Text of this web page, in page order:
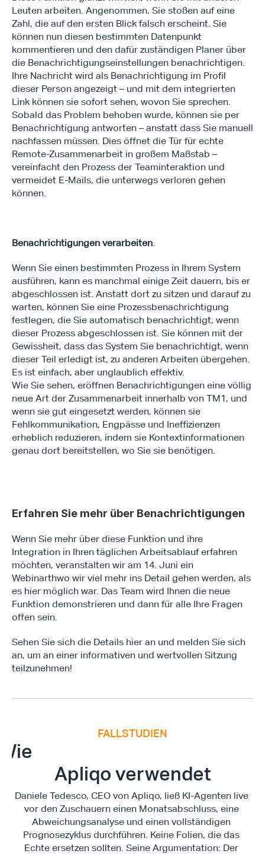
Leuten arbeiten. Angenommen, Sie stoßen auf eine
Zahl, die auf den ersten Blick falsch erscheint. Sie
können nun diesen bestimmten Datenpunkt
kommentieren und den dafür zuständigen Planer über
die Benachrichtigungseinstellungen benachrichtigen.
Ihre Nachricht wird als Benachrichtigung im Profil
dieser Person angezeigt – und mit dem integrierten
Link können sie sofort sehen, wovon Sie sprechen.
Sobald das Problem behoben wurde, können sie per
Benachrichtigung antworten – anstatt dass Sie manuell
nachfassen müssen. Dies öffnet die Tür für echte
Remote-Zusammenarbeit in großem Maßstab –
vereinfacht den Prozess der Teaminteraktion und
vermeidet E-Mails, die unterwegs verloren gehen
können.
Benachrichtigungen verarbeiten.
Wenn Sie einen bestimmten Prozess in Ihrem System
ausführen, kann es manchmal einige Zeit dauern, bis er
abgeschlossen ist. Anstatt dort zu sitzen und darauf zu
warten, können Sie eine Prozessbenachrichtigung
festlegen, die Sie automatisch benachrichtigt, wenn
dieser Prozess abgeschlossen ist. Sie können mit der
Gewissheit, dass das System Sie benachrichtigt, wenn
dieser Teil erledigt ist, zu anderen Arbeiten übergehen.
Es ist einfach, aber unglaublich effektiv.
Wie Sie sehen, eröffnen Benachrichtigungen eine völlig
neue Art der Zusammenarbeit innerhalb von TM1, und
wenn sie gut eingesetzt werden, können sie
Fehlkommunikation, Engpässe und Ineffizienzen
erheblich reduzieren, indem sie Kontextinformationen
genau dort bereitstellen, wo Sie sie benötigen.
Erfahren Sie mehr über Benachrichtigungen
Wenn Sie mehr über diese Funktion und ihre
Integration in Ihren täglichen Arbeitsablauf erfahren
möchten, veranstalten wir am 14. Juni ein
Webinarthwo wir viel mehr ins Detail gehen werden, als
es hier möglich war. Das Team wird Ihnen die neue
Funktion demonstrieren und dann für alle Ihre Fragen
offen sein.
Sehen Sie sich die Details hier an und melden Sie sich
an, um an einer informativen und wertvollen Sitzung
teilzunehmen!
FALLSTUDIEN
E
Apliqo verwendet
Daniele Tedesco, CEO von Apliqo, ließ KI-Agenten live
vor den Zuschauern einen Monatsabschluss, eine
Abweichungsanalyse und einen vollständigen
Prognosezyklus durchführen. Keine Folien, die das
Echte ersetzen sollten. Seine Argumentation: Der